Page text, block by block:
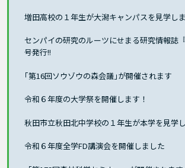
増田高校の１年生が大潟キャンパスを見学し
センパイの研究のルーツにせまる研究情報誌
号発行!!
｢第16回ソウゾウの森会議｣が開催されます
令和６年度の大学祭を開催します！
秋田市立秋田北中学校の１年生が本学を見学
令和６年度全学FD講演会を開催しました